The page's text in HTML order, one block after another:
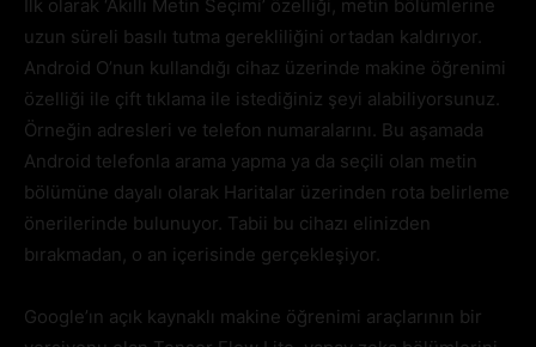
İlk olarak ‘Akıllı Metin Seçimi’ özelliği, metin bölümlerine
uzun süreli basılı tutma gerekliliğini ortadan kaldırıyor.
Android O’nun kullandığı cihaz üzerinde makine öğrenimi
özelliği ile çift tıklama ile istediğiniz şeyi alabiliyorsunuz.
Örneğin adresleri ve telefon numaralarını. Bu aşamada
Android telefonla arama yapma ya da seçili olan metin
bölümüne dayalı olarak Haritalar üzerinden rota belirleme
önerilerinde bulunuyor. Tabii bu cihazı elinizden
bırakmadan, o an içerisinde gerçekleşiyor.
Google’ın açık kaynaklı makine öğrenimi araçlarının bir